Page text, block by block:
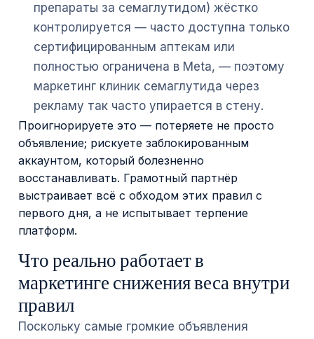
препараты за семаглутидом) жёстко
контролируется — часто доступна только
сертифицированным аптекам или
полностью ограничена в Meta, — поэтому
маркетинг клиник семаглутида через
рекламу так часто упирается в стену.
Проигнорируете это — потеряете не просто
объявление; рискуете заблокированным
аккаунтом, который болезненно
восстанавливать. Грамотный партнёр
выстраивает всё с обходом этих правил с
первого дня, а не испытывает терпение
платформ.
Что реально работает в
маркетинге снижения веса внутри
правил
Поскольку самые громкие объявления